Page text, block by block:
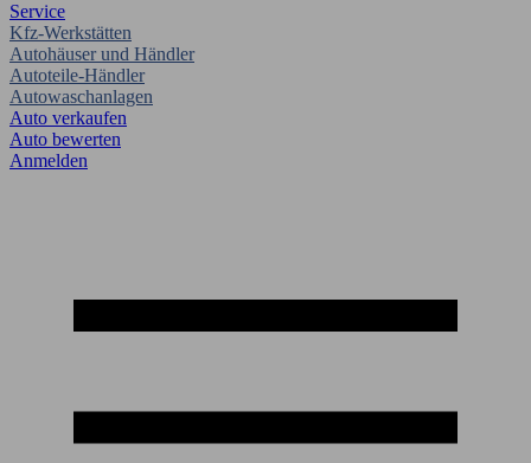
Service
Kfz-Werkstätten
Autohäuser und Händler
Autoteile-Händler
Autowaschanlagen
Auto verkaufen
Auto bewerten
Anmelden